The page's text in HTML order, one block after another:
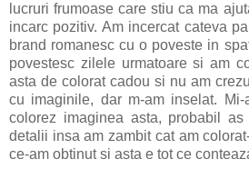
lucruri frumoase care stiu ca ma
incarc pozitiv. Am incercat cateva
brand romanesc cu o poveste in
povestesc zilele urmatoare si am
asta de colorat cadou si nu am
cu imaginile, dar m-am inselat.
colorez imaginea asta, probabil
detalii insa am zambit cat am
ce-am obtinut si asta e tot ce